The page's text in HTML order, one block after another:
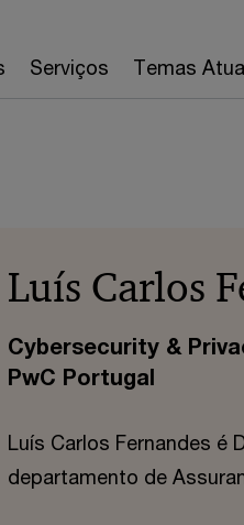
Serviços Temas
Luís Carlos
Cybersecurity &
PwC Portugal
Luís Carlos Fernandes é
departamento de